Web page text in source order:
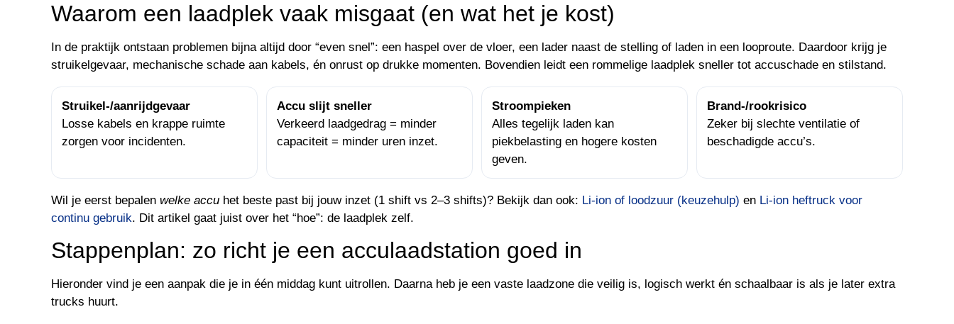
Waarom een laadplek vaak misgaat (en wat het je kost)
In de praktijk ontstaan problemen bijna altijd door “even snel”: een haspel over de vloer, een lader naast de stelling of laden in een looproute. Daardoor krijg je
struikelgevaar, mechanische schade aan kabels, én onrust op drukke momenten. Bovendien leidt een rommelige laadplek sneller tot accuschade en stilstand.
Struikel-/aanrijdgevaar
Losse kabels en krappe ruimte
zorgen voor incidenten.
Accu slijt sneller
Verkeerd laadgedrag = minder
capaciteit = minder uren inzet.
Stroompieken
Alles tegelijk laden kan
piekbelasting en hogere kosten
geven.
Brand-/rookrisico
Zeker bij slechte ventilatie of
beschadigde accu’s.
Wil je eerst bepalen welke accu het beste past bij jouw inzet (1 shift vs 2–3 shifts)? Bekijk dan ook: Li-ion of loodzuur (keuzehulp) en Li-ion heftruck voor
continu gebruik. Dit artikel gaat juist over het “hoe”: de laadplek zelf.
Stappenplan: zo richt je een acculaadstation goed in
Hieronder vind je een aanpak die je in één middag kunt uitrollen. Daarna heb je een vaste laadzone die veilig is, logisch werkt én schaalbaar is als je later extra
trucks huurt.